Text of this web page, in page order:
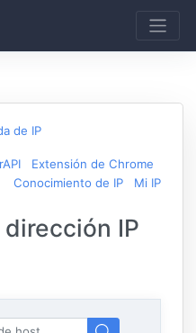
de IP
Extensión de Chrome
Conocimiento de IP
Mi IP
IP